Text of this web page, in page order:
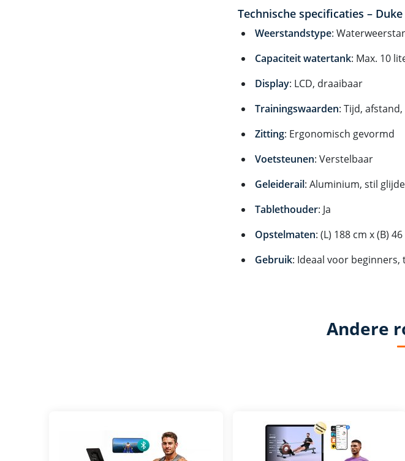
Technische specificaties –
Weerstandstype:
Capaciteit watertank: Max. 10
Display: LCD, draaibaar
Trainingswaarden: Tijd,
Zitting: Ergonomisch gevormd
Voetsteunen: Verstelbaar
Geleiderail: Aluminium, stil
Tablethouder: Ja
Opstelmaten: (L) 188 cm x (B)
Gebruik: Ideaal voor
Andere